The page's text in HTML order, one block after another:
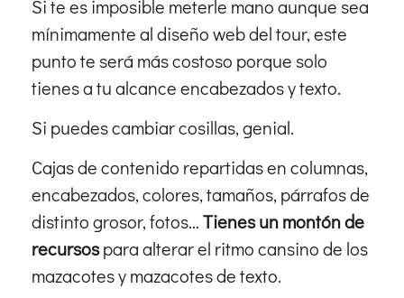
Si te es imposible meterle mano aunque sea
mínimamente al diseño web del tour, este
punto te será más costoso porque solo
tienes a tu alcance encabezados y texto.
Si puedes cambiar cosillas, genial.
Cajas de contenido repartidas en columnas,
encabezados, colores, tamaños, párrafos de
distinto grosor, fotos…Tienes un montón de
recursospara alterar el ritmo cansino de los
mazacotes y mazacotes de texto.